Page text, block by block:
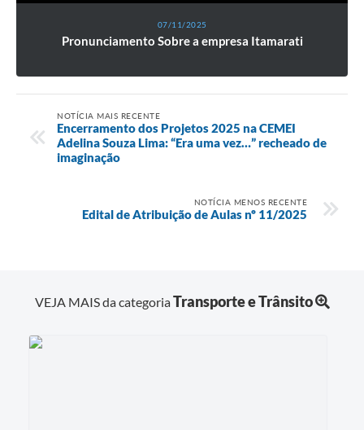
07/11/2025
Pronunciamento Sobre a empresa Itamarati
NOTÍCIA MAIS RECENTE
Encerramento dos Projetos 2025 na CEMEI
Adelina Souza Lima: “Era uma vez…” recheado de
imaginação
NOTÍCIA MENOS RECENTE
Edital de Atribuição de Aulas nº 11/2025
VEJA MAIS da categoriaTransporte e Trânsito